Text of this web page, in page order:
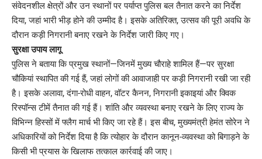
संवेदनशील क्षेत्रों और उन स्थानों पर पर्याप्त पुलिस बल तैनात करने का निर्देश
दिया, जहां भारी भीड़ होने की उम्मीद है। इसके अतिरिक्त, उत्सव की पूरी अवधि के
दौरान कड़ी निगरानी बनाए रखने के निर्देश जारी किए गए।
सुरक्षा उपाय लागू
पुलिस ने बताया कि प्रमुख स्थानों—जिनमें मुख्य चौराहे शामिल हैं—पर सुरक्षा
चौकियां स्थापित की गई हैं, जहां लोगों की आवाजाही पर कड़ी निगरानी रखी जा रही
है। इसके अलावा, दंगा-रोधी वाहन, वॉटर कैनन, निगरानी इकाइयां और क्विक
रिस्पॉन्स टीमें तैनात की गई हैं। शांति और व्यवस्था बनाए रखने के लिए राज्य के
विभिन्न हिस्सों में फ्लैग मार्च भी किए जा रहे हैं। इस बीच, मुख्यमंत्री हेमंत सोरेन ने
अधिकारियों को निर्देश दिया है कि त्योहार के दौरान कानून-व्यवस्था को बिगाड़ने के
किसी भी प्रयास के खिलाफ तत्काल कार्रवाई की जाए।